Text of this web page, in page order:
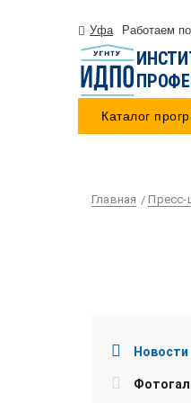
Уфа Работаем
Каталог
Главная Пресс-
Новости